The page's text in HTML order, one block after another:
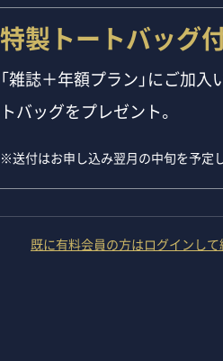
特製トートバッグ付
「雑誌＋年額プラン」にご加
トバッグをプレゼント。
※送付はお申し込み翌月の中旬を予定
既に有料会員の方はログインして